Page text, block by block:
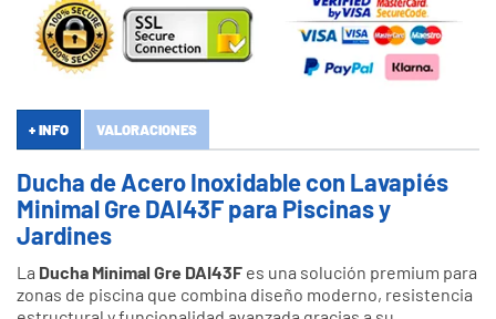
+ INFO VALORACIONES
Ducha de Acero Inoxidable con Lavapiés
Minimal Gre DAI43F para Piscinas y
Jardines
La Ducha Minimal Gre DAI43F es una solución premium para
zonas de piscina que combina diseño moderno, resistencia